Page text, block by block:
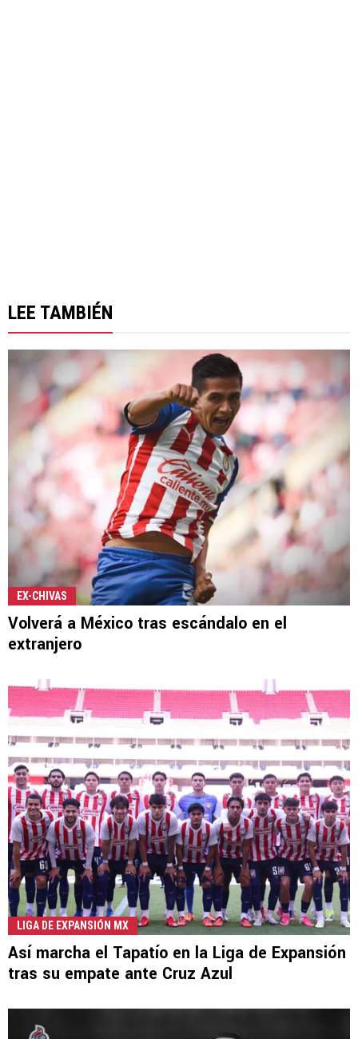
LEE TAMBIÉN
EX-CHIVAS
Volverá a México tras escándalo en el
extranjero
LIGA DE EXPANSIÓN MX
Así marcha el Tapatío en la Liga de Expansión
tras su empate ante Cruz Azul